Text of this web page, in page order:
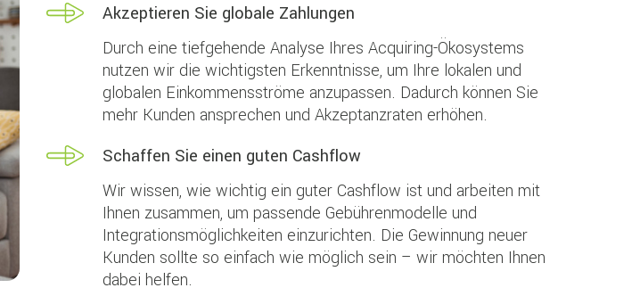
Akzeptieren Sie globale Zahlungen
Durch eine tiefgehende Analyse Ihres Acquiring-Ökosystems
nutzen wir die wichtigsten Erkenntnisse, um Ihre lokalen und
globalen Einkommensströme anzupassen. Dadurch können Sie
mehr Kunden ansprechen und Akzeptanzraten erhöhen.
Schaffen Sie einen guten Cashflow
Wir wissen, wie wichtig ein guter Cashflow ist und arbeiten mit
Ihnen zusammen, um passende Gebührenmodelle und
Integrationsmöglichkeiten einzurichten. Die Gewinnung neuer
Kunden sollte so einfach wie möglich sein – wir möchten Ihnen
dabei helfen.